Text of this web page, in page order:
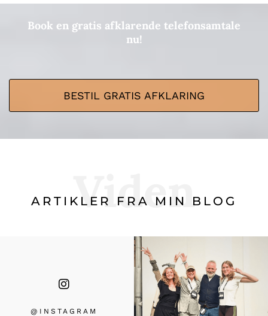
Book en gratis afklarende telefonsamtale
nu!
BESTIL GRATIS AFKLARING
Viden
ARTIKLER FRA MIN BLOG
@INSTAGRA M